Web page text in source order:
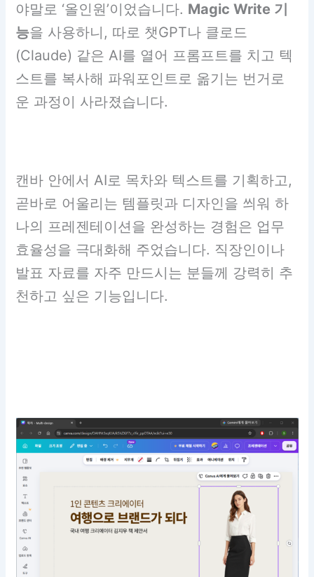
야말로 ‘올인원’이었습니다. Magic Write 기
능을 사용하니, 따로 챗GPT나 클로드
(Claude) 같은 AI를 열어 프롬프트를 치고 텍
스트를 복사해 파워포인트로 옮기는 번거로
운 과정이 사라졌습니다.
캔바 안에서 AI로 목차와 텍스트를 기획하고,
곧바로 어울리는 템플릿과 디자인을 씌워 하
나의 프레젠테이션을 완성하는 경험은 업무
효율성을 극대화해 주었습니다. 직장인이나
발표 자료를 자주 만드시는 분들께 강력히 추
천하고 싶은 기능입니다.